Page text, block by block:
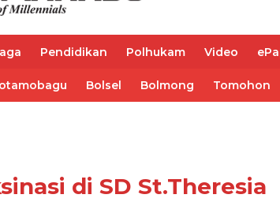
Pendidikan Polhukam Video
Bolsel Bolmong Tomohon
di SD St.Theresia